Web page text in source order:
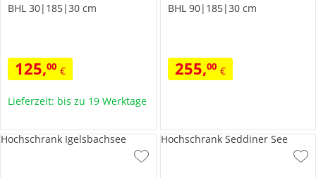
BHL 30|185|30 cm
125,00 €
Lieferzeit: bis zu 19 Werktage
BHL 90|185|30 cm
255,00 €
Hochschrank Igelsbachsee Hochschrank Seddiner See